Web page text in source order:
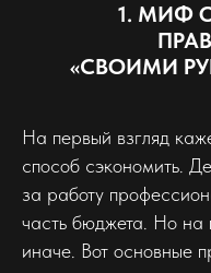
1. МИФ
«СВОИМИ
На первый взгляд
способ сэкономить.
за работу
часть бюджета. Но на
иначе. Вот основные